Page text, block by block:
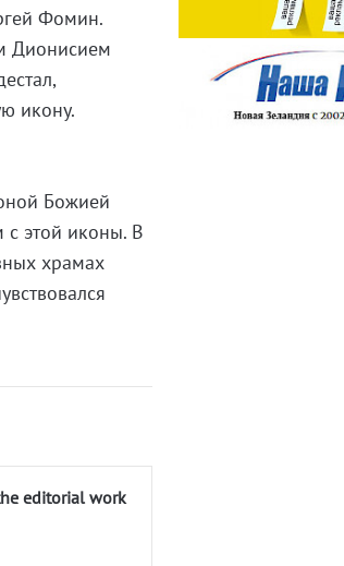
Фомин.
Дионисием
икону.
Божией
этой иконы. В
храмах
editorial work